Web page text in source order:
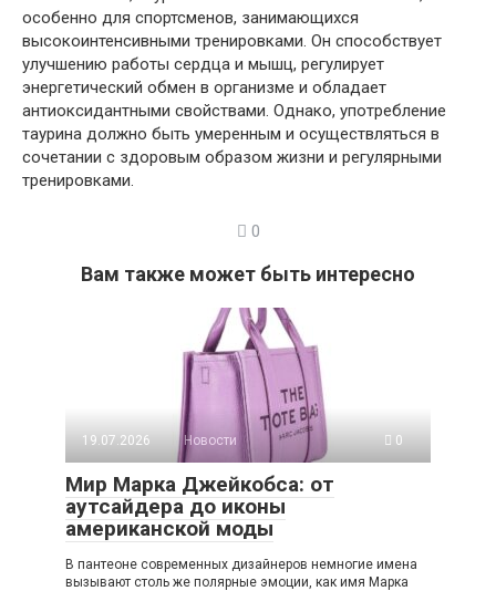
особенно для спортсменов, занимающихся
высокоинтенсивными тренировками. Он способствует
улучшению работы сердца и мышц, регулирует
энергетический обмен в организме и обладает
антиоксидантными свойствами. Однако, употребление
таурина должно быть умеренным и осуществляться в
сочетании с здоровым образом жизни и регулярными
тренировками.
0
Вам также может быть интересно
19.07.2026 Новости 0
Мир Марка Джейкобса: от
аутсайдера до иконы
американской моды
В пантеоне современных дизайнеров немногие имена
вызывают столь же полярные эмоции, как имя Марка